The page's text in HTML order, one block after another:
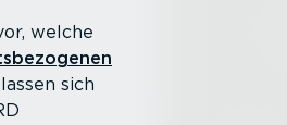
welche
sich